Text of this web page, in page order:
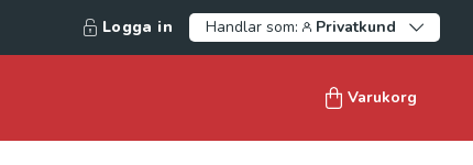
Logga in Handlar som: Privatkund
Varukorg